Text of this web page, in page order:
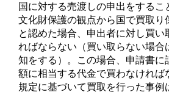
国に対する売渡しの申出をする
文化財保護の観点から国で買取り
と認めた場合、申出者に対し買い
ればならない（買い取らない場合
知をする）。この場合、申請書に
額に相当する代金で買わなければ
規定に基づいて買取を行った事例